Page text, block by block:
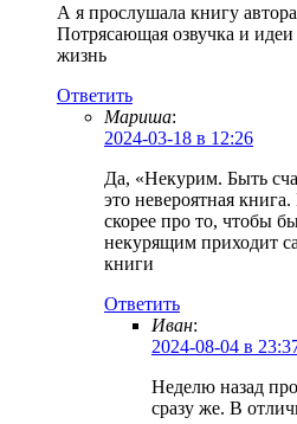
А я прослушала книгу
Потрясающая озвучка и
жизнь
Ответить
Мариша:
2024-03-18 в 12:26
Да, «Некурим. Быть
это невероятная
скорее про то, чтобы
некурящим приходит
книги
Ответить
Иван:
2024-08-04 в
Неделю назад
сразу же. В